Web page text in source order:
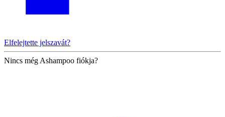
Elfelejtette jelszavát?
Nincs még Ashampoo fiókja?